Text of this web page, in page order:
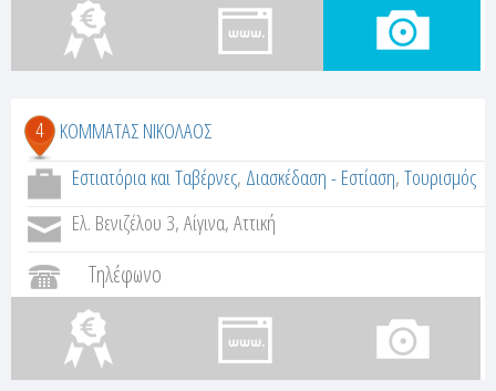
4 ΚΟΜΜΑΤΑΣ ΝΙΚΟΛΑΟΣ
Εστιατόρια και Ταβέρνες, Διασκέδαση - Εστίαση,Τουρισμός
Ελ. Βενιζέλου 3, Αίγινα, Αττική
Τηλέφωνο